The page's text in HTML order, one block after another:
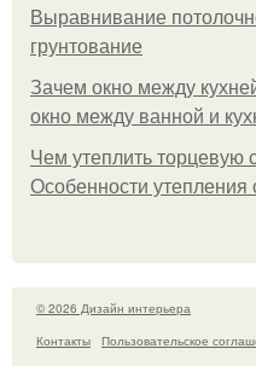
Выравнивание
грунтование
Зачем окно между
окно между ванной и
Чем утеплить торцевую
Особенности утепления
© 2026 Дизайн интерьера
Контакты
Пользовательское